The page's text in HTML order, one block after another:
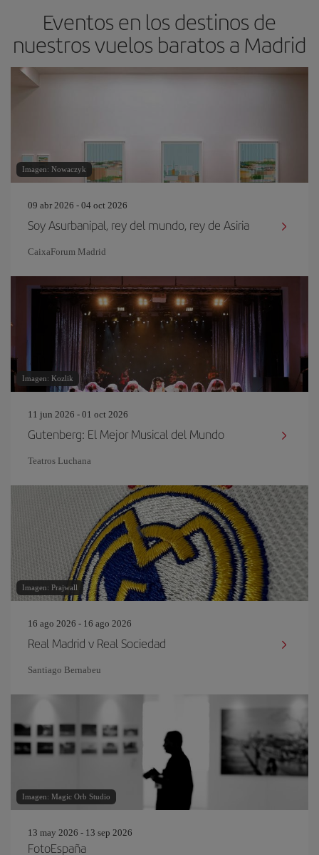
Eventos en los destinos de
nuestros vuelos baratos a Madrid
Imagen: Nowaczyk
09 abr 2026 - 04 oct 2026
Soy Asurbanipal, rey del mundo, rey de Asiria
CaixaForum Madrid
Imagen: Kozlik
11 jun 2026 - 01 oct 2026
Gutenberg: El Mejor Musical del Mundo
Teatros Luchana
Imagen: Prajwall
16 ago 2026 - 16 ago 2026
Real Madrid v Real Sociedad
Santiago Bernabeu
Imagen: Magic Orb Studio
13 may 2026 - 13 sep 2026
FotoEspaña